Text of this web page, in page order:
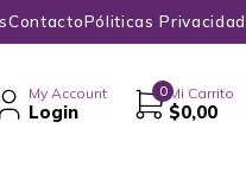
ContactoPóliticas Privacidad
My Account
Login
0 Mi Carrito
$0,00